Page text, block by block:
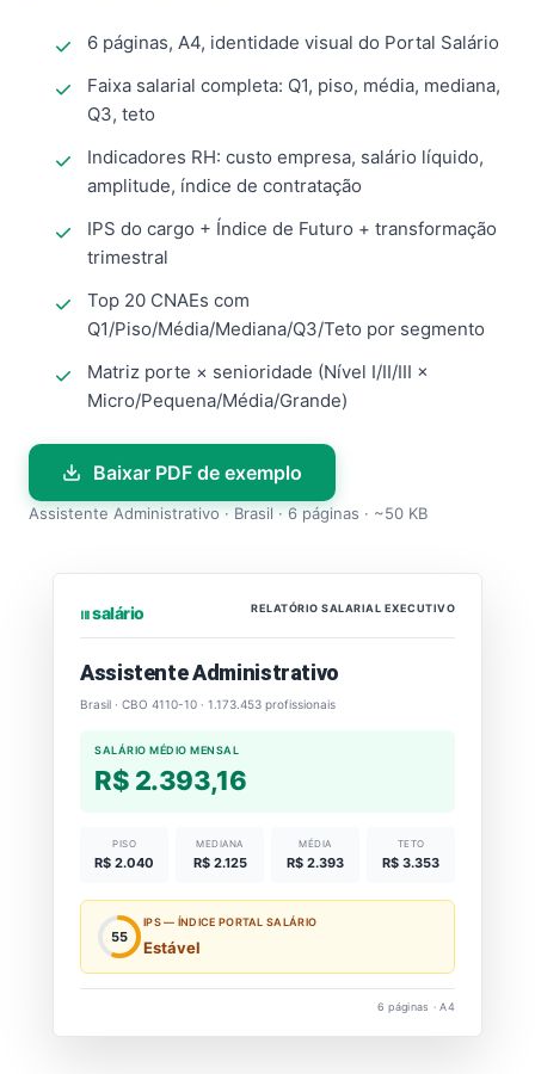
6 páginas, A4, identidade visual do Portal Salário
Faixa salarial completa: Q1, piso, média, mediana,
Q3, teto
Indicadores RH: custo empresa, salário líquido,
amplitude, índice de contratação
IPS do cargo + Índice de Futuro + transformação
trimestral
Top 20 CNAEs com
Q1/Piso/Média/Mediana/Q3/Teto por segmento
Matriz porte × senioridade (Nível I/II/III ×
Micro/Pequena/Média/Grande)
Baixar PDF de exemplo
Assistente Administrativo · Brasil · 6 páginas · ~50 KB
⏐⏐⏐ salário RELATÓRIO SALARIAL EXECUTIVO
Assistente Administrativo
Brasil · CBO 4110-10 · 1.173.453 profissionais
SALÁRIO MÉDIO MENSAL
R$ 2.393,16
PISO
R$ 2.040
MEDIANA
R$ 2.125
MÉDIA
R$ 2.393
TETO
R$ 3.353
55
IPS — ÍNDICE PORTAL SALÁRIO
Estável
6 páginas · A4